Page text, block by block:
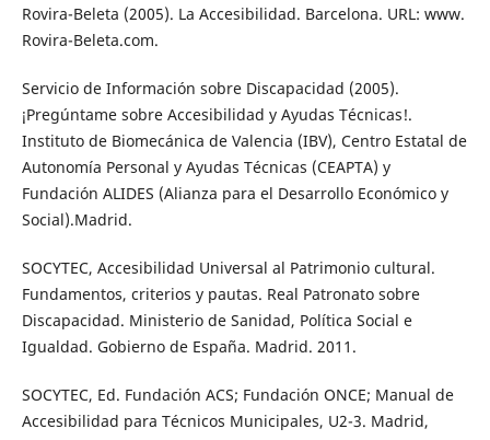
Rovira-Beleta (2005). La Accesibilidad. Barcelona. URL: www.
Rovira-Beleta.com.
Servicio de Información sobre Discapacidad (2005).
¡Pregúntame sobre Accesibilidad y Ayudas Técnicas!.
Instituto de Biomecánica de Valencia (IBV), Centro Estatal de
Autonomía Personal y Ayudas Técnicas (CEAPTA) y
Fundación ALIDES (Alianza para el Desarrollo Económico y
Social).Madrid.
SOCYTEC, Accesibilidad Universal al Patrimonio cultural.
Fundamentos, criterios y pautas. Real Patronato sobre
Discapacidad. Ministerio de Sanidad, Política Social e
Igualdad. Gobierno de España. Madrid. 2011.
SOCYTEC, Ed. Fundación ACS; Fundación ONCE; Manual de
Accesibilidad para Técnicos Municipales, U2-3. Madrid,